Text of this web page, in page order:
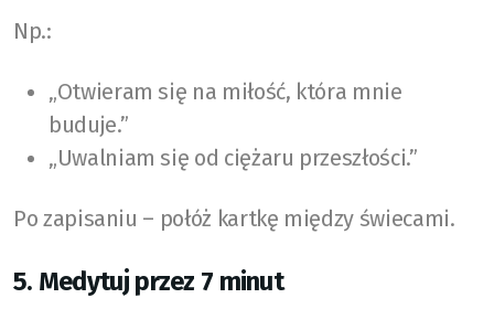
Np.:
„Otwieram się na miłość, która mnie
buduje.”
„Uwalniam się od ciężaru przeszłości.”
Po zapisaniu – połóż kartkę między świecami.
5. Medytuj przez 7 minut